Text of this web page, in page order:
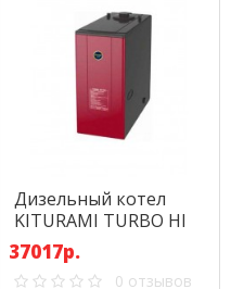
Дизельный котел
KITURAMI TURBO HI
FIN-21R (24,4) кВт
37017р.
0 отзывов